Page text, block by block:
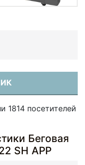
1814 посетителей
Беговая
SH APP